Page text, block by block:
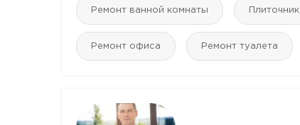
Ремонт ванной комнаты Плиточник
Ремонт офиса Ремонт туалета